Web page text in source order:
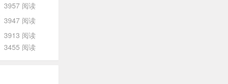
3957 阅读
3947 阅读
3913 阅读
3455 阅读